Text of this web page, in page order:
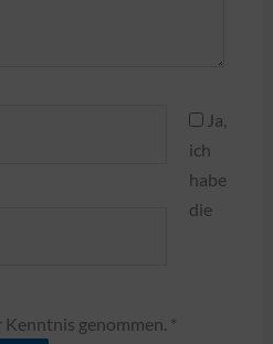
Ja,
ich
habe
die
genommen. *